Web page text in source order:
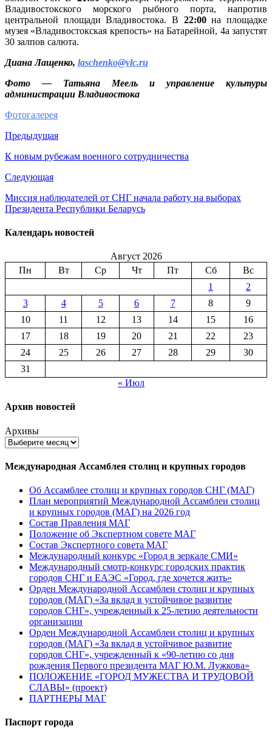
Владивостокского морского рыбного порта, напротив
центральной площади Владивостока. В 22:00на площадке
музея «Владивостокская крепость» на Батарейной, 4а запустят
30 залпов салюта.
Диана Лащенко, laschenko@vlc.ru
Фото — Татьяна Меель и управление культуры
администрации Владивостока
Фотогалерея
Предыдущая
К новым рубежам военного сотрудничества
Следующая
Миссия наблюдателей от СНГ начала работу на выборах
Президента Республики Беларусь
Календарь новостей
Август 2026
Пн
Вт Ср Чт Пт Сб
Вс
1
2
3
4 5 6 7 8
9
10
11 12 13 14 15
16
17
18 19 20 21 22
23
24
25 26 27 28 29
30
31
« Июл
Архив новостей
Архивы
Международная Ассамблея столиц и крупных городов
Об Ассамблее столиц и крупных городов СНГ (МАГ)
План мероприятий Международной Ассамблеи столиц
и крупных городов (МАГ) на 2026 год
Состав Правления МАГ
Положение об Экспертном совете МАГ
Состав Экспертного совета МАГ
Международный конкурс «Город в зеркале СМИ»
Международный смотр-конкурс городских практик
городов СНГ и ЕАЭС «Город, где хочется жить»
Орден Международной Ассамблеи столиц и крупных
городов (МАГ) «За вклад в устойчивое развитие
городов СНГ», учрежденный к 25-летию деятельности
организации
Орден Международной Ассамблеи столиц и крупных
городов (МАГ) «За вклад в устойчивое развитие
городов СНГ», учрежденный к «90-летию со дня
рождения Первого президента МАГ Ю.М. Лужкова»
ПОЛОЖЕНИЕ «ГОРОД МУЖЕСТВА И ТРУДОВОЙ
СЛАВЫ» (проект)
ПАРТНЕРЫ МАГ
Паспорт города